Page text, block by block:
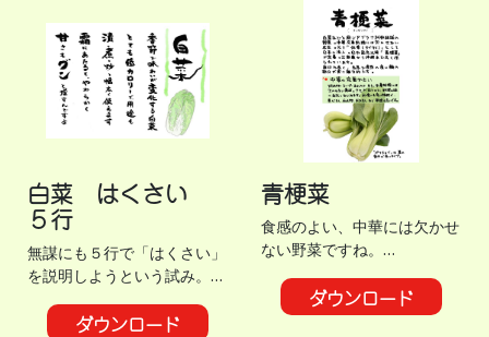
白菜 はくさい
５行
無謀にも５行で「はくさい」
を説明しようという試み。…
ダウンロード
青梗菜
食感のよい、中華には欠かせ
ない野菜ですね。…
ダウンロード